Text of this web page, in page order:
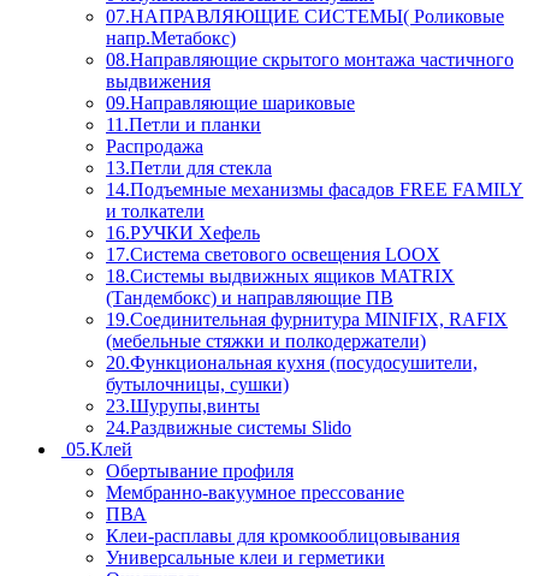
07.НАПРАВЛЯЮЩИЕ СИСТЕМЫ( Роликовые
напр.Метабокс)
08.Направляющие скрытого монтажа частичного
выдвижения
09.Направляющие шариковые
11.Петли и планки
Распродажа
13.Петли для стекла
14.Подъемные механизмы фасадов FREE FAMILY
и толкатели
16.РУЧКИ Хефель
17.Система светового освещения LOOX
18.Системы выдвижных ящиков MATRIX
(Тандембокс) и направляющие ПВ
19.Соединительная фурнитура MINIFIX, RAFIX
(мебельные стяжки и полкодержатели)
20.Функциональная кухня (посудосушители,
бутылочницы, сушки)
23.Шурупы,винты
24.Раздвижные системы Slido
05.Клей
Обертывание профиля
Мембранно-вакуумное прессование
ПВА
Клеи-расплавы для кромкооблицовывания
Универсальные клеи и герметики